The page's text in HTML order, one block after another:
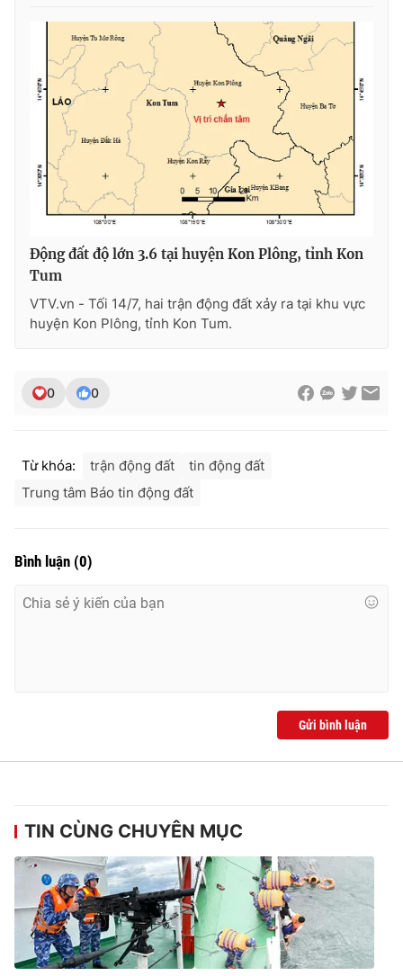
Chuyên mục khác
Emagazine Podcast
Infographic
Shorts video
VTV Money VTV Thể thao
VTV Sức khoẻ Bất động sản
VTV9 VTV8
THỜI BÁO VTV
Tổng Biên tập:Vũ Thanh Thủy
Phó Tổng Biên tập:Nguyễn Thị Mỹ Hạnh, Phạm Quốc Thắng,
Nguyễn Trọng Ninh
Tổng đài VTV:024.38 355 931 - 024.38 355 932
Ðiện thoại Thời báo VTV:024.66 897 897
Email:toasoan@vtv.vn
Động đất độ lớn 3.6 tại huyện Kon Plông, tỉnh Kon
Tum
VTV.vn - Tối 14/7, hai trận động đất xảy ra tại khu vực
huyện Kon Plông, tỉnh Kon Tum.
0 0
Từ khóa: trận động đất
tin động đất
Trung tâm Báo tin động đất
Bình luận (0)
Gửi bình luận
TIN CÙNG CHUYÊN MỤC